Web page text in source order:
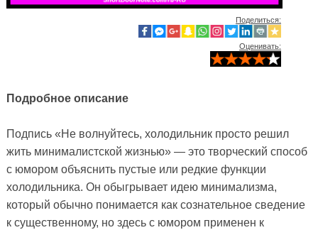
Поделиться:
Оценивать:
Подробное описание
Подпись «Не волнуйтесь, холодильник просто решил
жить минималистской жизнью» — это творческий способ
с юмором объяснить пустые или редкие функции
холодильника. Он обыгрывает идею минимализма,
который обычно понимается как сознательное сведение
к существенному, но здесь с юмором применен к